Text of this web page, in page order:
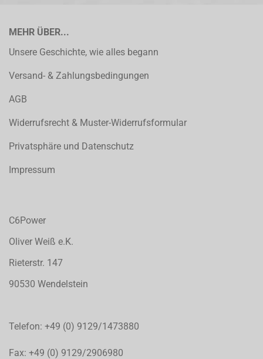
MEHR ÜBER...
Unsere Geschichte, wie alles begann
Versand- & Zahlungsbedingungen
AGB
Widerrufsrecht & Muster-Widerrufsformular
Privatsphäre und Datenschutz
Impressum
C6Power
Oliver Weiß e.K.
Rieterstr. 147
90530 Wendelstein
Telefon: +49 (0) 9129/1473880
Fax: +49 (0) 9129/2906980